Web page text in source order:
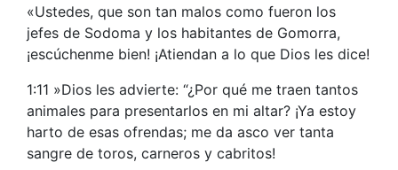
«Ustedes, que son tan malos como fueron los
jefes de Sodoma y los habitantes de Gomorra,
¡escúchenme bien! ¡Atiendan a lo que Dios les dice!
1:11 »Dios les advierte: “¿Por qué me traen tantos
animales para presentarlos en mi altar? ¡Ya estoy
harto de esas ofrendas; me da asco ver tanta
sangre de toros, carneros y cabritos!